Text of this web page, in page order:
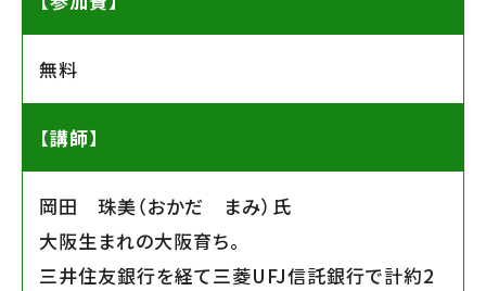
無料
【講師】
岡田 珠美（おかだ まみ）氏
大阪生まれの大阪育ち。
三井住友銀行を経て三菱UFJ信託銀行で計約2